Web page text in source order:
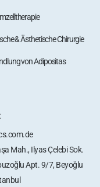
& Ästhetische Chirurgie
von Adipositas
Mah., Ilyas Çelebi Sok.
Apt. 9/7, Beyoğlu